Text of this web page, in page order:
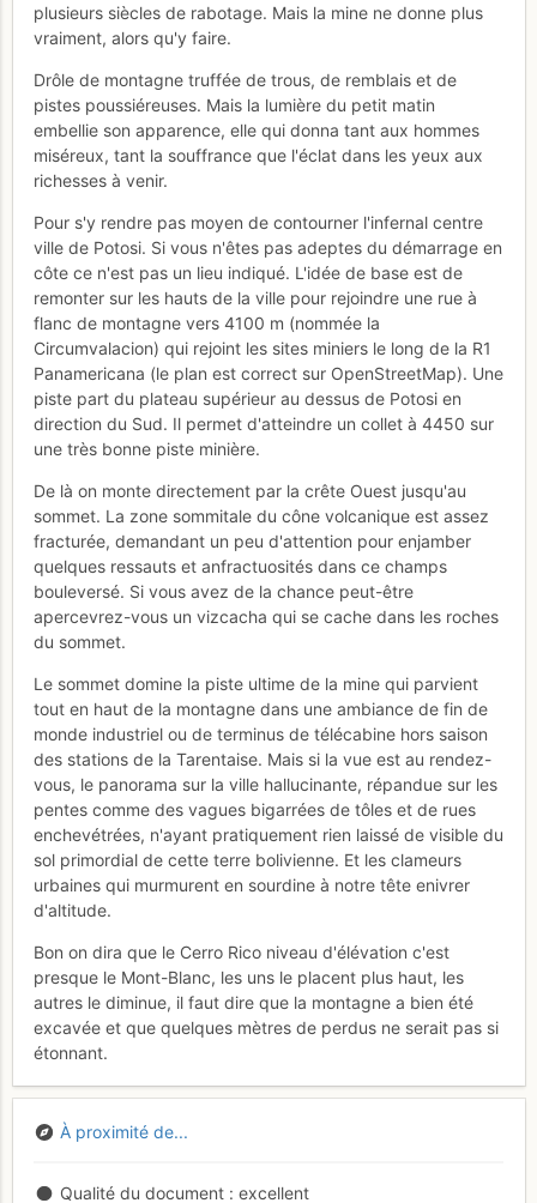
plusieurs siècles de rabotage. Mais la mine ne donne plus
vraiment, alors qu'y faire.
Drôle de montagne truffée de trous, de remblais et de
pistes poussiéreuses. Mais la lumière du petit matin
embellie son apparence, elle qui donna tant aux hommes
miséreux, tant la souffrance que l'éclat dans les yeux aux
richesses à venir.
Pour s'y rendre pas moyen de contourner l'infernal centre
ville de Potosi. Si vous n'êtes pas adeptes du démarrage en
côte ce n'est pas un lieu indiqué. L'idée de base est de
remonter sur les hauts de la ville pour rejoindre une rue à
flanc de montagne vers 4100 m (nommée la
Circumvalacion) qui rejoint les sites miniers le long de la R1
Panamericana (le plan est correct sur OpenStreetMap). Une
piste part du plateau supérieur au dessus de Potosi en
direction du Sud. Il permet d'atteindre un collet à 4450 sur
une très bonne piste minière.
De là on monte directement par la crête Ouest jusqu'au
sommet. La zone sommitale du cône volcanique est assez
fracturée, demandant un peu d'attention pour enjamber
quelques ressauts et anfractuosités dans ce champs
bouleversé. Si vous avez de la chance peut-être
apercevrez-vous un vizcacha qui se cache dans les roches
du sommet.
Le sommet domine la piste ultime de la mine qui parvient
tout en haut de la montagne dans une ambiance de fin de
monde industriel ou de terminus de télécabine hors saison
des stations de la Tarentaise. Mais si la vue est au rendez-
vous, le panorama sur la ville hallucinante, répandue sur les
pentes comme des vagues bigarrées de tôles et de rues
enchevétrées, n'ayant pratiquement rien laissé de visible du
sol primordial de cette terre bolivienne. Et les clameurs
urbaines qui murmurent en sourdine à notre tête enivrer
d'altitude.
Bon on dira que le Cerro Rico niveau d'élévation c'est
presque le Mont-Blanc, les uns le placent plus haut, les
autres le diminue, il faut dire que la montagne a bien été
excavée et que quelques mètres de perdus ne serait pas si
étonnant.
À proximité de...
Qualité du document excellent